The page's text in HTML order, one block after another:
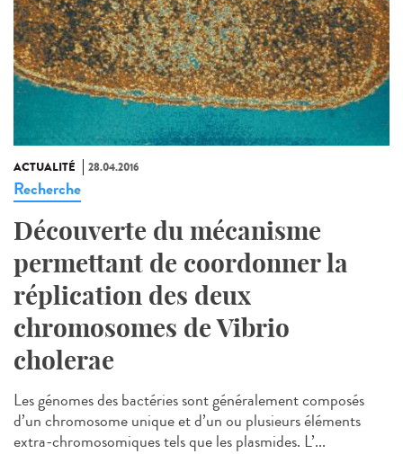
ACTUALITÉ 28.04.2016
Recherche
Découverte du mécanisme
permettant de coordonner la
réplication des deux
chromosomes de Vibrio
cholerae
Les génomes des bactéries sont généralement composés
d’un chromosome unique et d’un ou plusieurs éléments
extra-chromosomiques tels que les plasmides. L’...